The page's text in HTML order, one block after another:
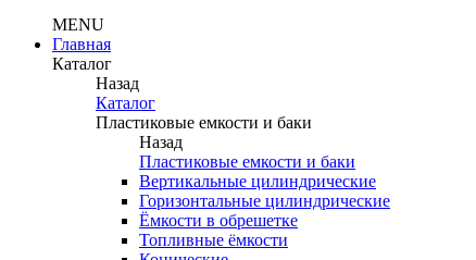
MENU
Главная
Каталог
Назад
Каталог
Пластиковые емкости и баки
Назад
Пластиковые емкости и баки
Вертикальные цилиндрические
Горизонтальные цилиндрические
Ёмкости в обрешетке
Топливные ёмкости